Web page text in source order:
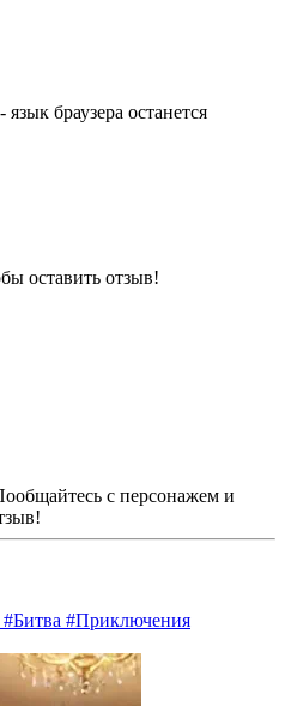
браузера останется
оставить отзыв!
с персонажем и
#Приключения